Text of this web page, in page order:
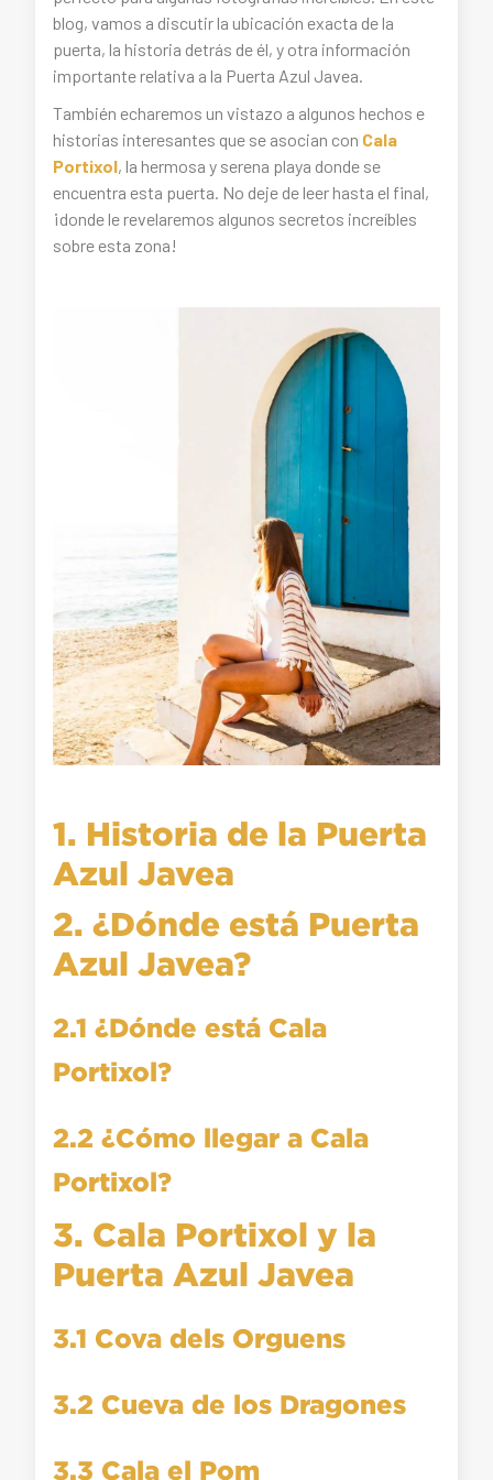
blog, vamos a discutir la ubicación exacta de la
puerta, la historia detrás de él, y otra información
importante relativa a la Puerta Azul Javea.
También echaremos un vistazo a algunos hechos e
historias interesantes que se asocian con Cala
Portixol, la hermosa y serena playa donde se
encuentra esta puerta. No deje de leer hasta el final,
¡donde le revelaremos algunos secretos increíbles
sobre esta zona!
1. Historia de la Puerta
Azul Javea
2. ¿Dónde está Puerta
Azul Javea?
2.1 ¿Dónde está Cala
Portixol?
2.2 ¿Cómo llegar a Cala
Portixol?
3. Cala Portixol y la
Puerta Azul Javea
3.1 Cova dels Orguens
3.2 Cueva de los Dragones
3.3 Cala el Pom